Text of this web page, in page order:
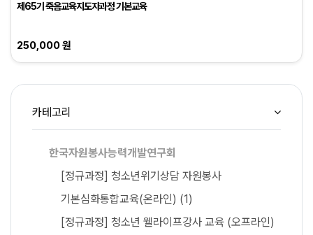
제65기 죽음교육지도자과정 기본교육
250,000 원
카테고리
한국자원봉사능력개발연구회
[정규과정] 청소년위기상담 자원봉사
기본심화통합교육(온라인) (1)
[정규과정] 청소년 웰라이프강사 교육 (오프라인)